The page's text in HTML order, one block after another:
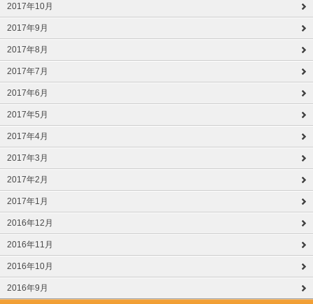
2017年10月
2017年9月
2017年8月
2017年7月
2017年6月
2017年5月
2017年4月
2017年3月
2017年2月
2017年1月
2016年12月
2016年11月
2016年10月
2016年9月